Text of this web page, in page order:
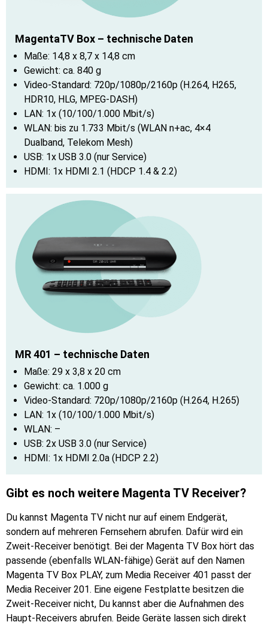
MagentaTV Box – technische Daten
Maße: 14,8 x 8,7 x 14,8 cm
Gewicht: ca. 840 g
Video-Standard: 720p/1080p/2160p (H.264, H265,
HDR10, HLG, MPEG-DASH)
LAN: 1x (10/100/1.000 Mbit/s)
WLAN: bis zu 1.733 Mbit/s (WLAN n+ac, 4×4
Dualband, Telekom Mesh)
USB: 1x USB 3.0 (nur Service)
HDMI: 1x HDMI 2.1 (HDCP 1.4 & 2.2)
MR 401 – technische Daten
Maße: 29 x 3,8 x 20 cm
Gewicht: ca. 1.000 g
Video-Standard: 720p/1080p/2160p (H.264, H.265)
LAN: 1x (10/100/1.000 Mbit/s)
WLAN: –
USB: 2x USB 3.0 (nur Service)
HDMI: 1x HDMI 2.0a (HDCP 2.2)
Gibt es noch weitere Magenta TV Receiver?
Du kannst Magenta TV nicht nur auf einem Endgerät,
sondern auf mehreren Fernsehern abrufen. Dafür wird ein
Zweit-Receiver benötigt. Bei der Magenta TV Box hört das
passende (ebenfalls WLAN-fähige) Gerät auf den Namen
Magenta TV Box PLAY, zum Media Receiver 401 passt der
Media Receiver 201. Eine eigene Festplatte besitzen die
Zweit-Receiver nicht, Du kannst aber die Aufnahmen des
Haupt-Receivers abrufen. Beide Geräte lassen sich direkt